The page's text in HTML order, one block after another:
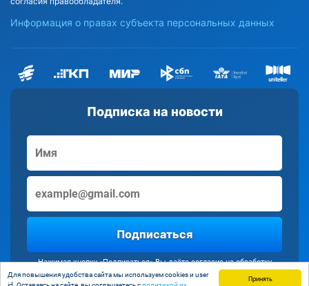
Принять
Для повышения удобства сайта мы используем cookies и user
Подписка на новости
Подписаться
Нажимая кнопку «Подписаться» Вы даёте согласие на обработку
персональных данных
Информация о правах субъекта персональных данных